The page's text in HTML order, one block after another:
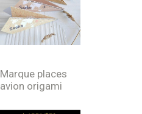
Marque places
avion origami